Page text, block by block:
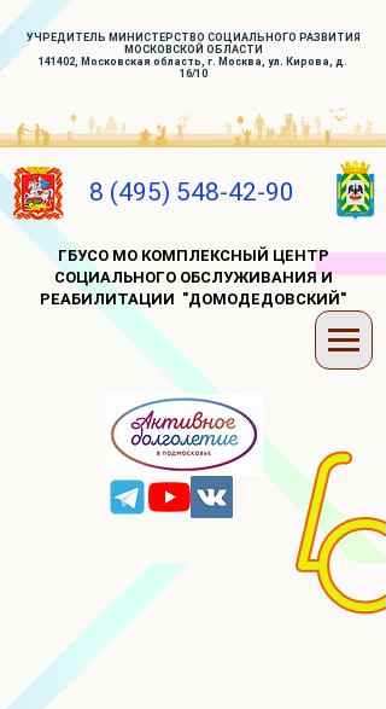
УЧРЕДИТЕЛЬ МИНИСТЕРСТВО СОЦИАЛЬНОГО РАЗВИТИЯ
МОСКОВСКОЙ ОБЛАСТИ
141402, Московская область, г. Москва, ул. Кирова, д.
16/10
8 (495) 548-42-90
ГБУСО МО КОМПЛЕКСНЫЙ ЦЕНТР
СОЦИАЛЬНОГО ОБСЛУЖИВАНИЯ И
РЕАБИЛИТАЦИИ "ДОМОДЕДОВСКИЙ"